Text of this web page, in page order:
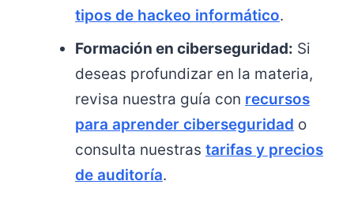
tipos de hackeo informático.
Formación en ciberseguridad: Si
deseas profundizar en la materia,
revisa nuestra guía con recursos
para aprender ciberseguridad o
consulta nuestras tarifas y precios
de auditoría.